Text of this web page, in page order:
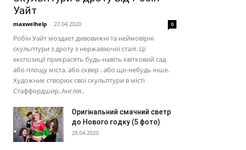
Уайт
maxwelhelp - 27.04.2020 0
Робін Уайт моздает дивовижні та неймовірні
скульптури з дроту з нержавіючої сталі. Ці
експозиції прикрасять будь-навіть квітковий сад
або площу міста, або сквер , або що-небудь інше.
Художник створює свої скульптури в місті
Стаффордшир, Англія..
Оригінальний смачний светр
до Нового годку (5 фото)
28.04.2020